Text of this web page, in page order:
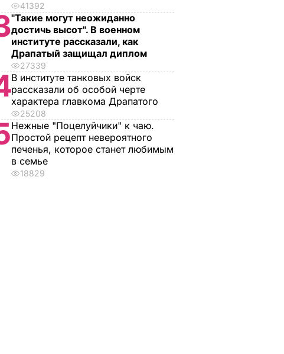
на
на
СММ ОБСЕ
24
семь
41392
"Такие могут неожиданно
достичь высот". В военном
институте рассказали, как
Драпатый защищал диплом
27339
В институте танковых войск
рассказали об особой черте
характера главкома Драпатого
25208
Нежные "Поцелуйчики" к чаю.
Простой рецепт невероятного
печенья, которое станет любимым
в семье
18829